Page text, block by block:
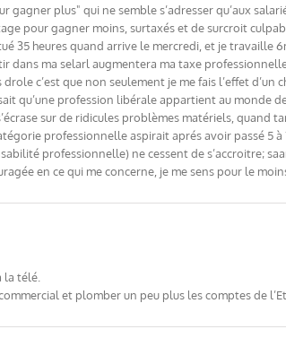
gagner plus" qui ne semble s’adresser qu’aux
pour gagner moins, surtaxés et de surcroit
35 heures quand arrive le mercredi, et je travaille
dans ma selarl augmentera ma taxe
c’est que non seulement je me fais l’effet d’un
qu’une profession libérale appartient au monde
sur de ridicules problèmes matériels, quand
professionnelle aspirait aprés avoir passé 5
professionnelle) ne cessent de s’accroitre;
en ce qui me concerne, je me sens pour le
la télé.
et plomber un peu plus les comptes de